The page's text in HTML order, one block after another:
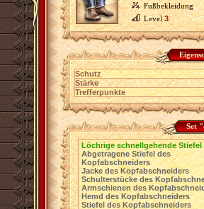
Fußbekleidung
Level3
Schutz
Stärke
Trefferpunkte
Set
Löchrige schnellgehende Stiefel
Abgetragene Stiefel des
Kopfabschneiders
Jacke des Kopfabschneiders
Schulterstücke des
Armschienen des
Hemd des Kopfabschneiders
Stiefel des Kopfabschneiders